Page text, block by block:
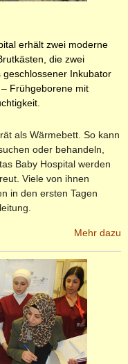
erhält zwei moderne
die zwei
Inkubator
Frühgeborene mit
als Wärmebett. So kann
oder behandeln,
Baby Hospital werden
Viele von ihnen
in den ersten Tagen
Mehr dazu